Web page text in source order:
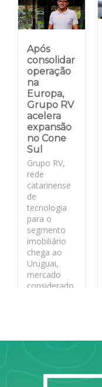
Após
consolidar
operação
na
Europa,
Grupo RV
acelera
expansão
no Cone
Sul
Grupo RV,
rede
catarinense
de
tecnologia
para o
segmento
imobiliário
chega ao
Uruguai,
mercado
considerado